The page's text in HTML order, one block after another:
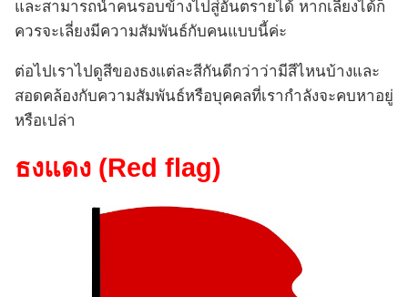
และสามารถนำคนรอบข้างไปสู่อันตรายได้ หากเลี่ยงได้ก็
ควรจะเลี่ยงมีความสัมพันธ์กับคนแบบนี้ค่ะ
ต่อไปเราไปดูสีของธงแต่ละสีกันดีกว่าว่ามีสีไหนบ้างและ
สอดคล้องกับความสัมพันธ์หรือบุคคลที่เรากำลังจะคบหาอยู่
หรือเปล่า
ธงแดง (Red flag)